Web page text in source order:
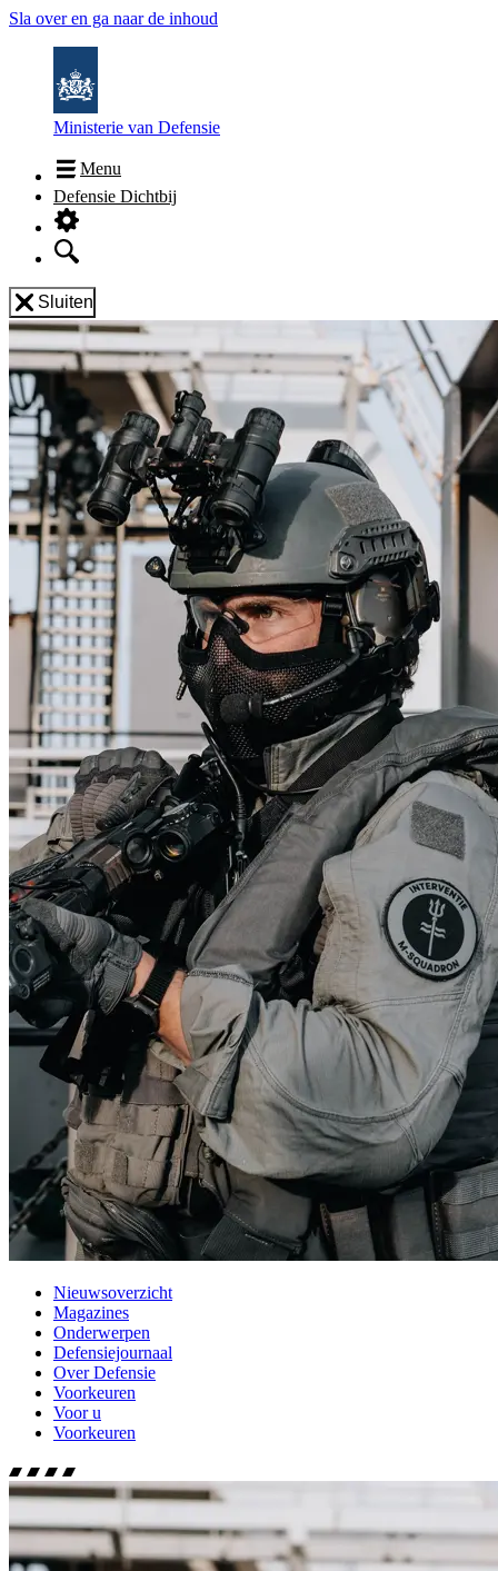
Sla over en ga naar de inhoud
Ministerie van Defensie
Menu
Defensie Dichtbij
Sluiten
Nieuwsoverzicht
Magazines
Onderwerpen
Defensiejournaal
Over Defensie
Voorkeuren
Voor u
Voorkeuren